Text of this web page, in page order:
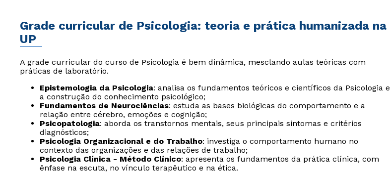
Grade curricular de Psicologia: teoria e prática humanizada na
UP
A grade curricular do curso de Psicologia é bem dinâmica, mesclando aulas teóricas com
práticas de laboratório.
Epistemologia da Psicologia: analisa os fundamentos teóricos e científicos da Psicologia e
a construção do conhecimento psicológico;
Fundamentos de Neurociências: estuda as bases biológicas do comportamento e a
relação entre cérebro, emoções e cognição;
Psicopatologia: aborda os transtornos mentais, seus principais sintomas e critérios
diagnósticos;
Psicologia Organizacional e do Trabalho: investiga o comportamento humano no
contexto das organizações e das relações de trabalho;
Psicologia Clínica - Método Clínico: apresenta os fundamentos da prática clínica, com
ênfase na escuta, no vínculo terapêutico e na ética.